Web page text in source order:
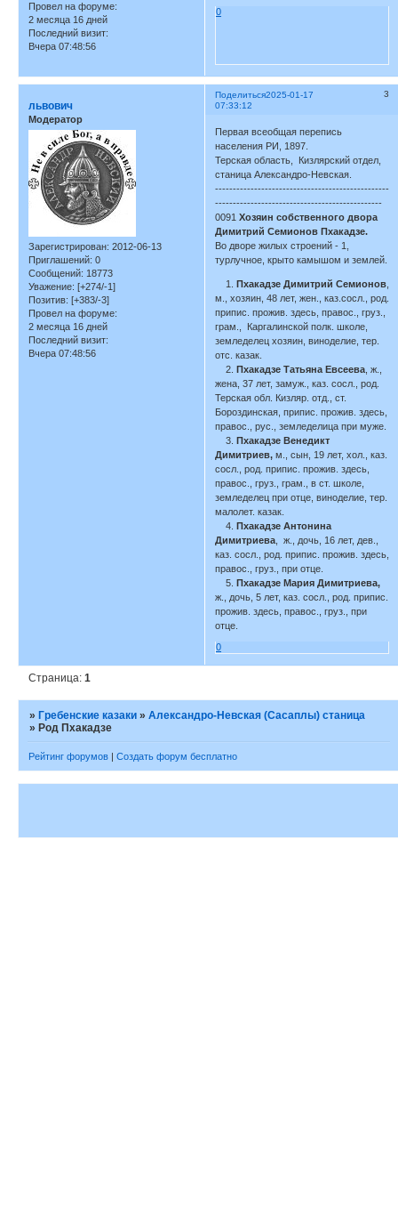
Провел на форуме:
2 месяца 16 дней
Последний визит:
Вчера 07:48:56
0
Поделиться 3
2025-01-17
07:33:12
львович
Модератор
Зарегистрирован: 2012-06-13
Приглашений: 0
Сообщений: 18773
Уважение: [+274/-1]
Позитив: [+383/-3]
Провел на форуме:
2 месяца 16 дней
Последний визит:
Вчера 07:48:56
Первая всеобщая перепись
населения РИ, 1897.
Терская область, Кизлярский отдел,
станица Александро-Невская.
-------------------------------------------------
-----------------------------------------------
0091Хозяин собственного двора
Димитрий Семионов Пхакадзе.
Во дворе жилых строений - 1,
турлучное, крыто камышом и землей.
1.Пхакадзе Димитрий Семионов
м., хозяин, 48 лет, жен., каз.сосл., род.
припис. прожив. здесь, правос., груз.,
грам., Каргалинской полк. школе,
земледелец хозяин, виноделие, тер.
отс. казак.
2.Пхакадзе Татьяна Евсеева , ж.,
жена, 37 лет, замуж., каз. сосл., род.
Терская обл. Кизляр. отд., ст.
Бороздинская, припис. прожив. здесь,
правос., рус., земледелица при муже.
3.Пхакадзе Венедикт
Димитриев, м., сын, 19 лет, хол., каз.
сосл., род. припис. прожив. здесь,
правос., груз., грам., в ст. школе,
земледелец при отце, виноделие, тер.
малолет. казак.
4.Пхакадзе Антонина
Димитриева , ж., дочь, 16 лет, дев.,
каз. сосл., род. припис. прожив. здесь,
правос., груз., при отце.
5.Пхакадзе Мария Димитриева,
ж., дочь, 5 лет, каз. сосл., род. припис.
прожив. здесь, правос., груз., при
отце.
0
Страница:1
» Гребенские казаки »Александро-Невская (Сасаплы) станица
» Род Пхакадзе
Рейтинг форумов | Создать форум бесплатно